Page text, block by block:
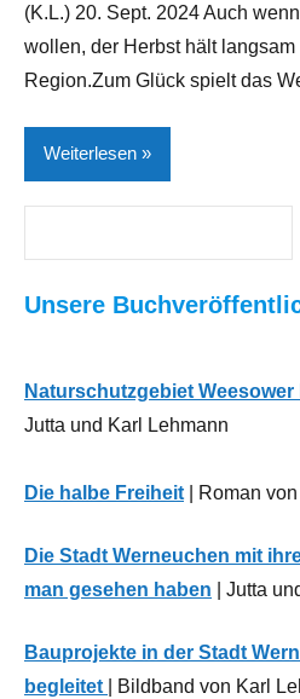
(K.L.) 20. Sept. 2024 Auch
wollen, der Herbst hält
Region.Zum Glück spielt das
Weiterlesen
Tourismus
Kunst
aus
der
Unsere
Naturschutzgebiet Weesower
Jutta und Karl Lehmann
Die halbe Freiheit | Roman
Die Stadt Werneuchen mit
man gesehen haben | Jutta
Bauprojekte in der Stadt
begleitet
| Bildband von Karl